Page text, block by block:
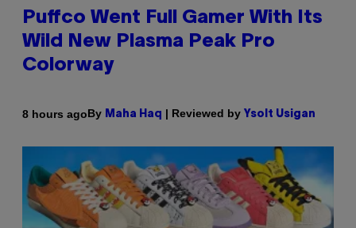
Puffco Went Full Gamer With Its
Wild New Plasma Peak Pro
Colorway
8 hours agoBy Maha Haq | Reviewed by Ysolt Usigan